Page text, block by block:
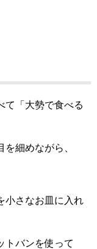
て「大勢で食べる
細めながら、
小さなお皿に入れ
トバンを使って